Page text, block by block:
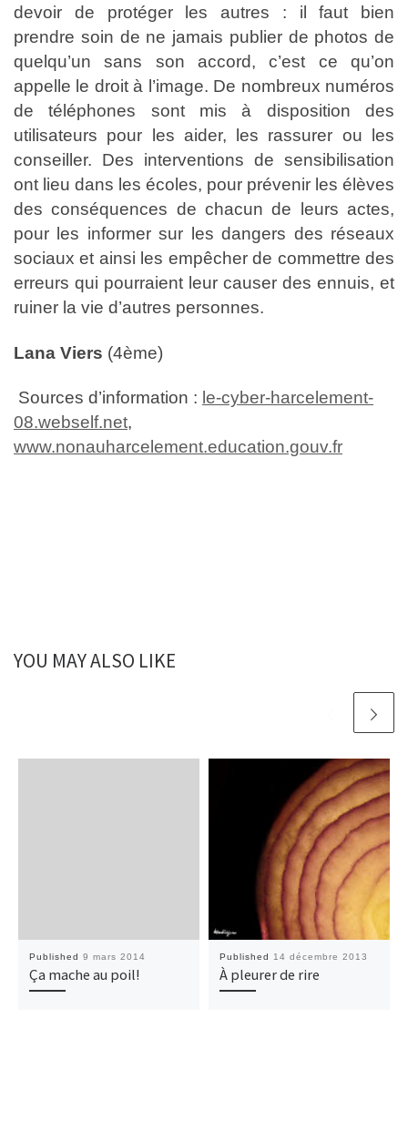
devoir de protéger les autres : il faut bien
prendre soin de ne jamais publier de photos de
quelqu’un sans son accord, c’est ce qu’on
appelle le droit à l’image. De nombreux numéros
de téléphones sont mis à disposition des
utilisateurs pour les aider, les rassurer ou les
conseiller. Des interventions de sensibilisation
ont lieu dans les écoles, pour prévenir les élèves
des conséquences de chacun de leurs actes,
pour les informer sur les dangers des réseaux
sociaux et ainsi les empêcher de commettre des
erreurs qui pourraient leur causer des ennuis, et
ruiner la vie d’autres personnes.
Lana Viers (4ème)
Sources d’information : le-cyber-harcelement-
08.webself.net,
www.nonauharcelement.education.gouv.fr
YOU MAY ALSO LIKE
Published 9 mars 2014
Ça mache au poil!
Published 14 décembre 2013
À pleurer de rire